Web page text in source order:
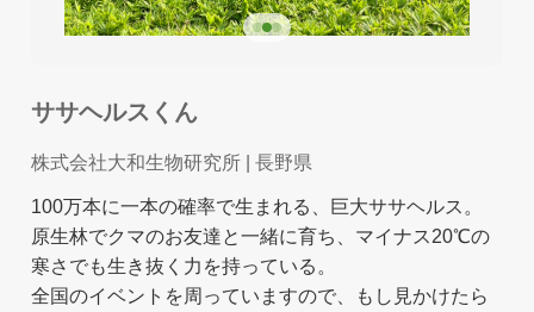
ササヘルスくん
株式会社大和生物研究所 | 長野県
100万本に一本の確率で生まれる、巨大ササヘルス。
原生林でクマのお友達と一緒に育ち、マイナス20℃の
寒さでも生き抜く力を持っている。
全国のイベントを周っていますので、もし見かけたら